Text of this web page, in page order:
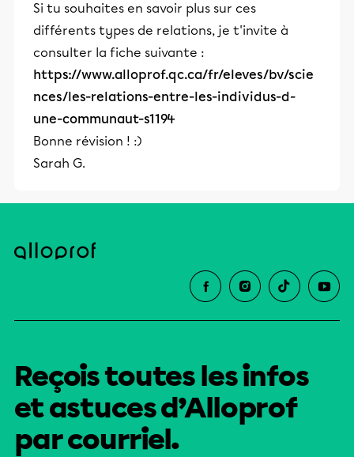
Si tu souhaites en savoir plus sur ces
différents types de relations, je t'invite à
consulter la fiche suivante :
https://www.alloprof.qc.ca/fr/eleves/bv/scie
nces/les-relations-entre-les-individus-d-
une-communaut-s1194
Bonne révision ! :)
Sarah G.
Reçois toutes les infos
et astuces d’Alloprof
par courriel.